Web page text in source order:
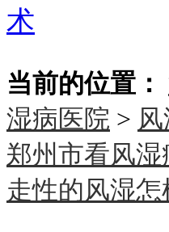
术
当前的位置：
湿病医院 >
郑州市看风
走性的风湿